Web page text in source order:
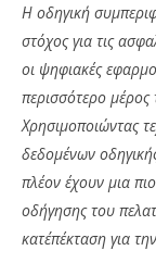
Η οδηγική
στόχος για τις
οι ψηφιακές
περισσότερο
Χρησιμοποιώντας
δεδομένων
πλέον έχουν μια
οδήγησης του
κατ΄επέκταση για